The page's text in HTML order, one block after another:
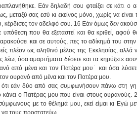
Εάν δηλαδή σου φταίξει σε κάτι ο
μεταξύ σας εσύ κι εκείνος μόνο, χωρίς να
κέρδισες τον αδελφό σου. 16 Εάν όμως δεν
υπόθεση που θα εξεταστεί και θα κριθεί,
και σε αυτούς, πες το αδίκημά του
πλέον ως αληθινό μέλος της Εκκλησίας, αλλά
λέω, όσα αμαρτήματα δέσετε και τα κηρύξετε
από μένα και τον Πατέρα μου˙ και όσα
ουρανό από μένα και τον Πατέρα μου.
ότι εάν δύο από σας συμφωνήσουν πάνω στη
ο Πατέρας μου που είναι στους ουρανούς.
με το θέλημά μου, εκεί είμαι κι Εγώ
τους προστατεύω.